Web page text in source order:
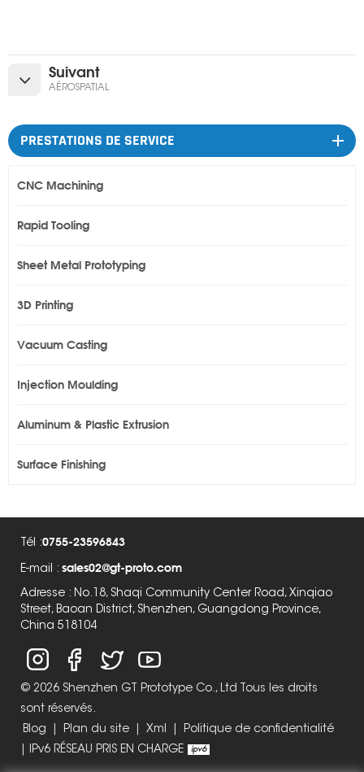
Suivant
AÉROSPATIAL
PRESTATIONS DE SERVICE
CNC Machining
Rapid Tooling
Sheet Metal Prototyping
3D Printing
Vacuum Casting
Injection Moulding
Aluminum & Plastic Extrusion
Surface Finishing
Tél :0755-23596843
E-mail : sales02@gt-proto.com
Adresse : No.18, Shaqi Community Center Road, Xinqiao
Street, Baoan District, Shenzhen, Guangdong Province,
China 518104
© 2026 Shenzhen GT Prototype Co., Ltd Tous les droits
sont réservés.
Blog
Plan du site Xml
Politique de confidentialité
IPv6 RÉSEAU PRIS EN CHARGE